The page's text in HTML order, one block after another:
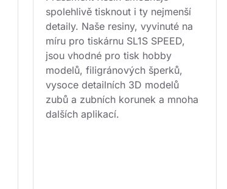
spolehlivě tisknout i ty nejmenší
detaily. Naše resiny, vyvinuté na
míru pro tiskárnu SL1S SPEED,
jsou vhodné pro tisk hobby
modelů, filigránových šperků,
vysoce detailních 3D modelů
zubů a zubních korunek a mnoha
dalších aplikací.